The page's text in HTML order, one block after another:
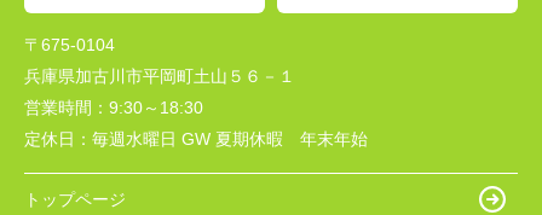
〒675-0104
兵庫県加古川市平岡町土山５６－１
営業時間： 9:30～18:30
定休日： 毎週水曜日 GW 夏期休暇 年末年始
トップページ